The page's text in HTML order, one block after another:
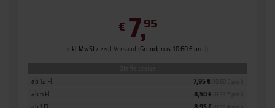
€ 7,95
inkl. MwSt. / zzgl.Versand (Grundpreis: 10,60 € pro l)
ab 6 Fl. 8,50 €
ab 12 Fl. 7,95 €